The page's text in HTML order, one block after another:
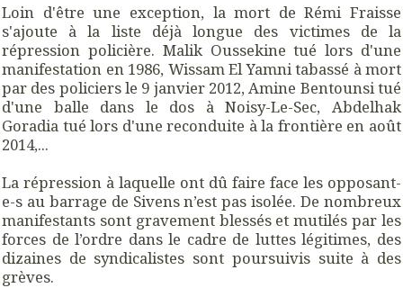
Loin d'être une exception, la mort de Rémi Fraisse
s'ajoute à la liste déjà longue des victimes de la
répression policière. Malik Oussekine tué lors d'une
manifestation en 1986, Wissam El Yamni tabassé à mort
par des policiers le 9 janvier 2012, Amine Bentounsi tué
d'une balle dans le dos à Noisy-Le-Sec, Abdelhak
Goradia tué lors d'une reconduite à la frontière en août
2014,...
La répression à laquelle ont dû faire face les opposant-
e-s au barrage de Sivens n’est pas isolée. De nombreux
manifestants sont gravement blessés et mutilés par les
forces de l’ordre dans le cadre de luttes légitimes, des
dizaines de syndicalistes sont poursuivis suite à des
grèves.